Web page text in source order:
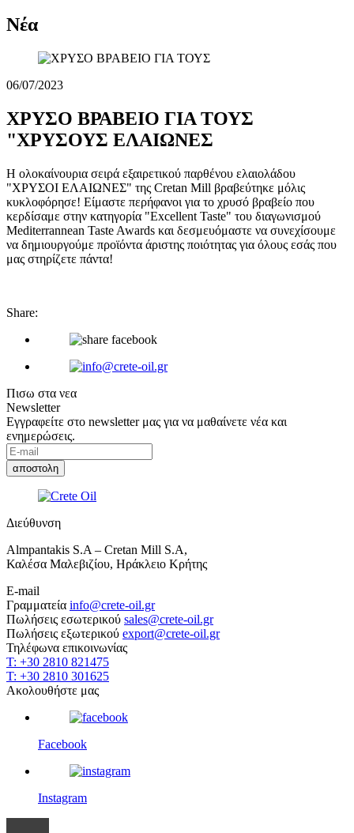
Νέα
06/07/2023
ΧΡΥΣΟ ΒΡΑΒΕΙΟ ΓΙΑ ΤΟΥΣ
"ΧΡΥΣΟΥΣ ΕΛΑΙΩΝΕΣ
Η ολοκαίνουρια σειρά εξαιρετικού παρθένου ελαιολάδου
"ΧΡΥΣΟΙ ΕΛΑΙΩΝΕΣ" της Cretan Mill βραβεύτηκε μόλις
κυκλοφόρησε! Είμαστε περήφανοι για το χρυσό βραβείο που
κερδίσαμε στην κατηγορία "Excellent Taste" του διαγωνισμού
Mediterrannean Taste Awards και δεσμευόμαστε να συνεχίσουμε
να δημιουργούμε προϊόντα άριστης ποιότητας για όλους εσάς που
μας στηρίζετε πάντα!
Share:
Πισω στα νεα
Newsletter
Εγγραφείτε στο newsletter μας για να μαθαίνετε νέα και
ενημερώσεις.
Διεύθυνση
Almpantakis S.A – Cretan Mill S.A,
Καλέσα Μαλεβιζίου, Ηράκλειο Κρήτης
E-mail
Γραμματεία info@crete-oil.gr
Πωλήσεις εσωτερικού sales@crete-oil.gr
Πωλήσεις εξωτερικού export@crete-oil.gr
Τηλέφωνα επικοινωνίας
T: +30 2810 821475
T: +30 2810 301625
Ακολουθήστε μας
Facebook
Instagram